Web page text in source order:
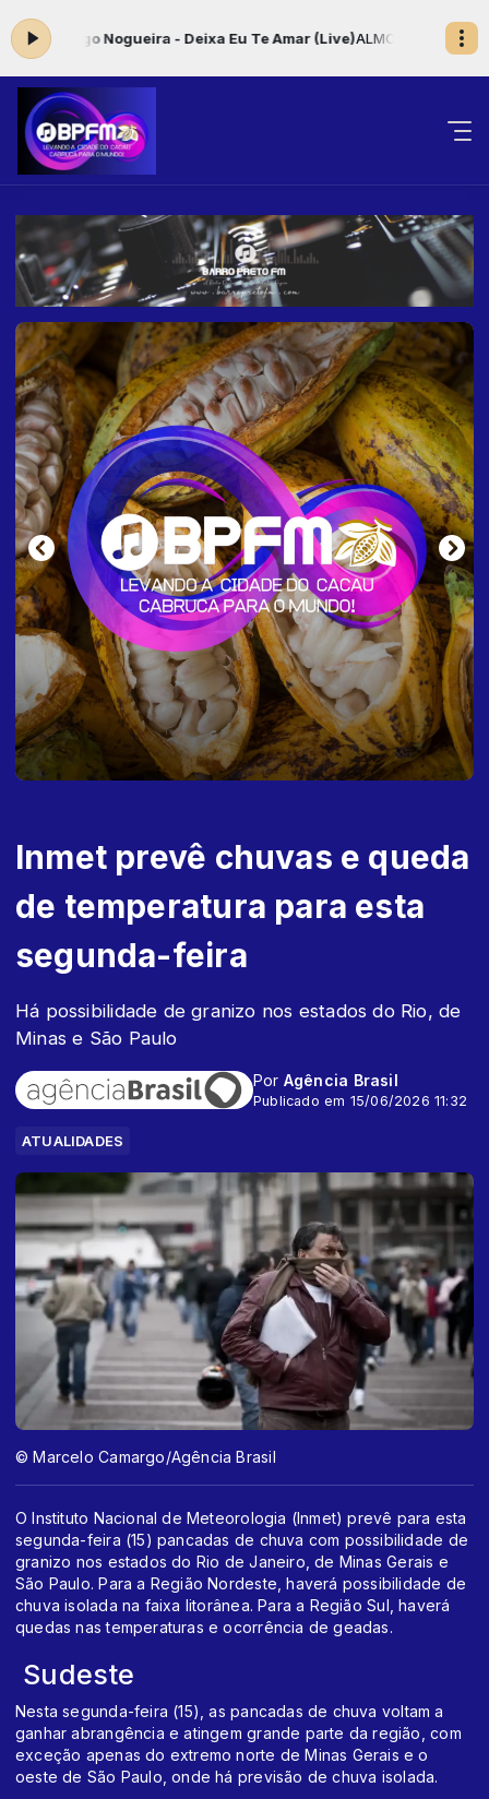
Nogueira - Deixa Eu Te Amar (Live)ALMOÇANDO COM MUSICA
Inmet prevê chuvas e queda
de temperatura para esta
segunda-feira
Há possibilidade de granizo nos estados do Rio, de
Minas e São Paulo
Por Agência Brasil
Publicado em 15/06/2026 11:32
ATUALIDADES
© Marcelo Camargo/Agência Brasil
O Instituto Nacional de Meteorologia (Inmet) prevê para esta
segunda-feira (15) pancadas de chuva com possibilidade de
granizo nos estados do Rio de Janeiro, de Minas Gerais e
São Paulo. Para a Região Nordeste, haverá possibilidade de
chuva isolada na faixa litorânea. Para a Região Sul, haverá
quedas nas temperaturas e ocorrência de geadas.
Sudeste
Nesta segunda-feira (15), as pancadas de chuva voltam a
ganhar abrangência e atingem grande parte da região, com
exceção apenas do extremo norte de Minas Gerais e o
oeste de São Paulo, onde há previsão de chuva isolada.